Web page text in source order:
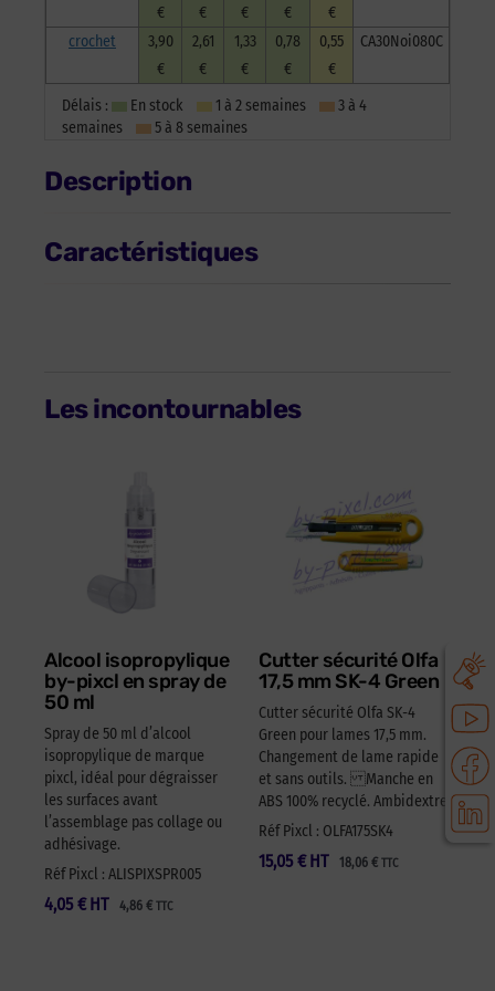
€
€
€
€
€
crochet
3,90
€
2,61
€
1,33
€
0,78
€
0,55
€
CA30Noi080C
Délais : En stock 1 à 2 semaines
3 à 4
semaines
5 à 8 semaines
Description
Caractéristiques
Les incontournables
Alcool isopropylique
by-pixcl en spray de
50 ml
Spray de 50 ml d’alcool
isopropylique de marque
pixcl, idéal pour dégraisser
les surfaces avant
l’assemblage pas collage ou
adhésivage.
Réf Pixcl : ALISPIXSPR005
4,05 € 4,86 € TTC
HT
Cutter sécurité Olfa
17,5 mm SK-4 Green
Cutter sécurité Olfa SK-4
Green pour lames 17,5 mm.
Changement de lame rapide
et sans outils. Manche en
ABS 100% recyclé. Ambidextre.
Réf Pixcl : OLFA175SK4
15,05 € 18,06 € TTC
HT